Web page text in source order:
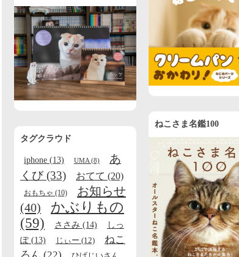
タグクラウド
iphone (13) UMA (8)
あ
くび(33) おてて (20)
おもちゃ (10)
お知らせ
(40)
かぶりもの
(59)
ささみ (14)
しっ
ぽ(13) じぃー (12)
ねこ
ねこさま名鑑100